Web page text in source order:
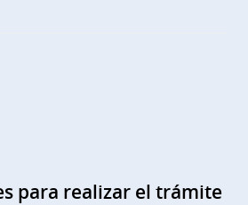
para realizar el trámite